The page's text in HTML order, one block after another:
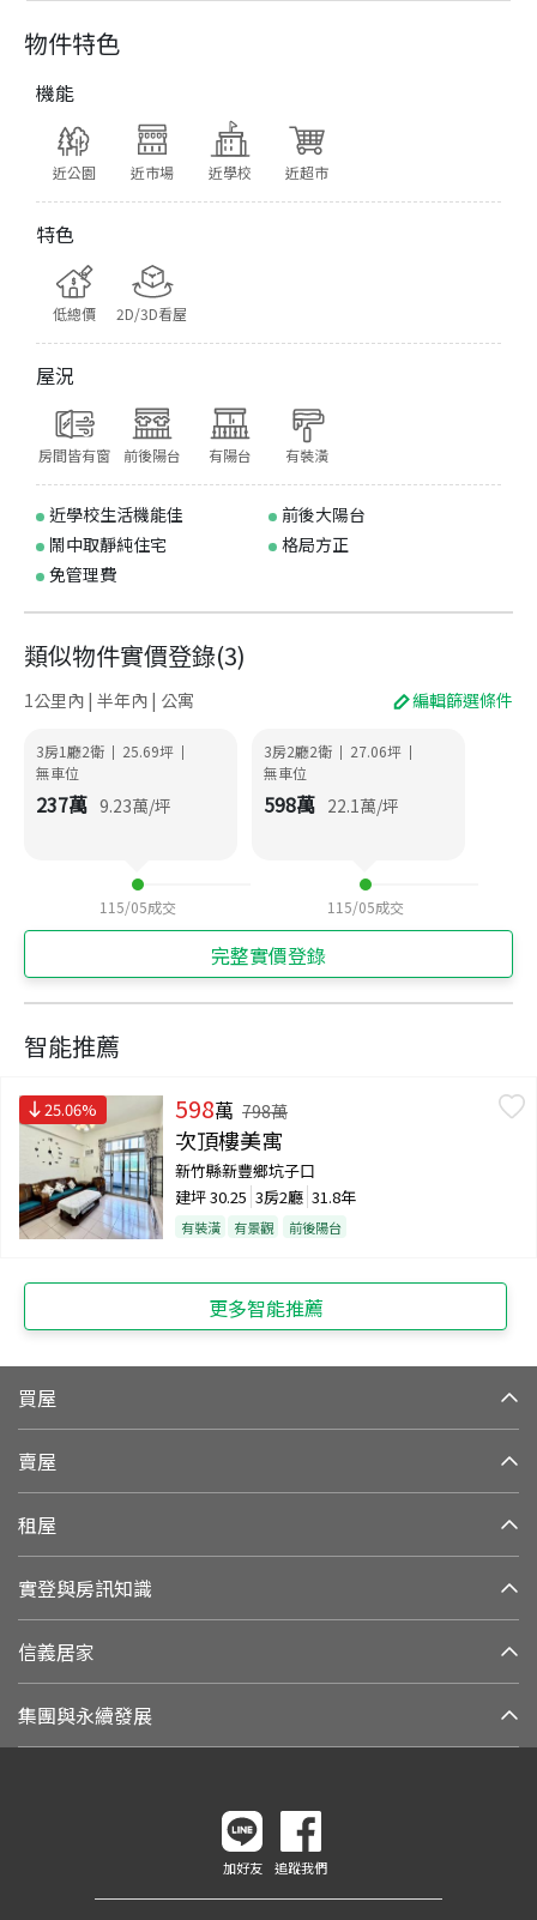
物件特色
機能
近公園 近市場 近學校 近超市
特色
低總價 2D/3D看屋
屋況
房間皆有窗 前後陽台 有陽台 有裝潢
近學校生活機能佳
前後大陽台
鬧中取靜純住宅
格局方正
免管理費
類似物件實價登錄(3)
1公里內 | 半年內 | 公寓 編輯篩選條件
3房1廳2衛 | 25.69坪 |
無車位
237萬 9.23萬/坪
115/05成交
3房2廳2衛 | 27.06坪 |
無車位
598萬 22.1 萬/坪
115/05成交
完整實價登錄
智能推薦
25.06% 598萬 798萬
次頂樓美寓
新竹縣新豐鄉坑子口
建坪30.25 3房2廳 31.8年
有裝潢 有景觀 前後陽台
更多智能推薦
買屋
賣屋
租屋
實登與房訊知識
信義居家
集團與永續發展
加好友 追蹤我們